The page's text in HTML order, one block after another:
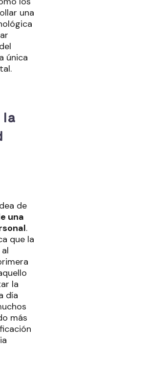
una
única
la
de
una
.
que la
la
día
más